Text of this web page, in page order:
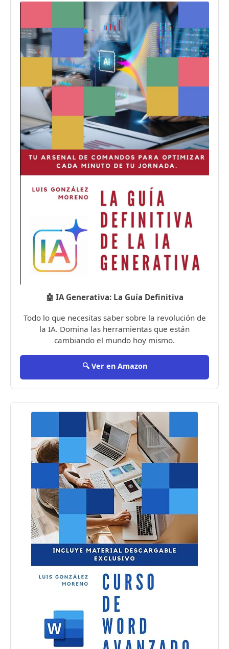
🤖 IA Generativa: La Guía Definitiva
Todo lo que necesitas saber sobre la revolución de
la IA. Domina las herramientas que están
cambiando el mundo hoy mismo.
🔍 Ver en Amazon